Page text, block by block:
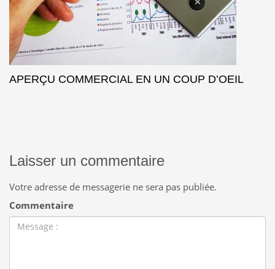
APERÇU COMMERCIAL EN UN COUP D’OEIL
Laisser un commentaire
Votre adresse de messagerie ne sera pas publiée.
Commentaire